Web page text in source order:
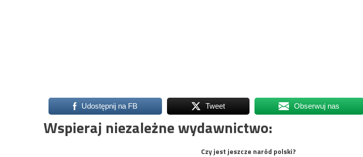
Udostępnij na FB Tweet Obserwuj nas
Wspieraj niezależne wydawnictwo:
Czy jest jeszcze naród polski?